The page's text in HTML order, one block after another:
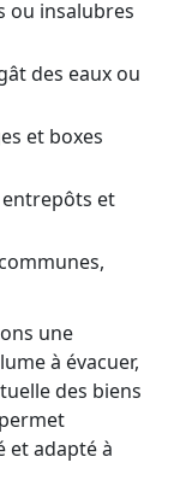
ou insalubres
des eaux ou
et boxes
et
une
à évacuer,
des biens
et adapté à